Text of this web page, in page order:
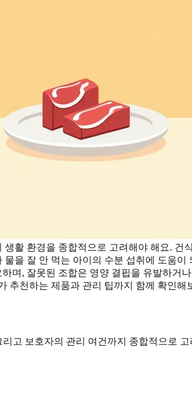
활 환경을 종합적으로 고려해야 해요. 건
을 잘 안 먹는 아이의 수분 섭취에 도움이
며, 잘못된 조합은 영양 결핍을 유발하거
추천하는 제품과 관리 팁까지 함께 확인해
고 보호자의 관리 여건까지 종합적으로 고